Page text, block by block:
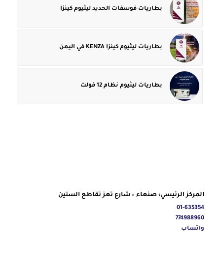
بطاريات فوسفات الحديد ليثيوم كينزا
بطاريات ليثيوم كينزا KENZA في اليمن
بطاريات ليثيوم نظام 12 فولت
المركز الرئيسي: صنعاء – شارع تعز تقاطع الستين
01-635354
774988960
واتساب